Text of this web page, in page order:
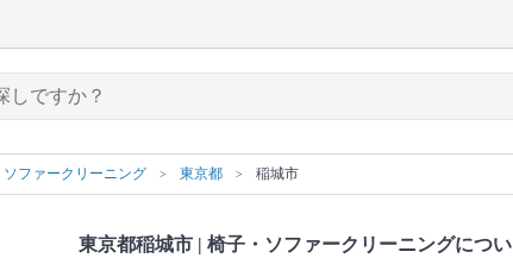
ソファークリーニング 東京都 稲城市
東京都稲城市 | 椅子・ソファークリーニングについ